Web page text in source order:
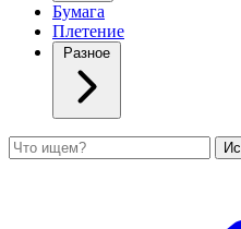
Бумага
Плетение
Разное
Поиск